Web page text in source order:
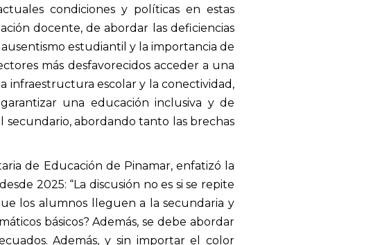
condiciones y políticas en estas
docente, de abordar las deficiencias
estudiantil y la importancia de
más desfavorecidos acceder a una
infraestructura escolar y la conectividad,
una educación inclusiva y de
secundario, abordando tanto las brechas
de Educación de Pinamar, enfatizó la
2025: “La discusión no es si se repite
los alumnos lleguen a la secundaria y
básicos? Además, se debe abordar
Además, y sin importar el color